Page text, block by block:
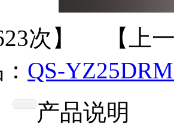
次】 【上
QS-
产品说明